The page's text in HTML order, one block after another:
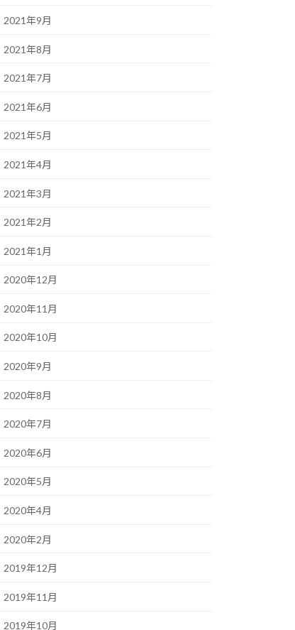
2021年9月
2021年8月
2021年7月
2021年6月
2021年5月
2021年4月
2021年3月
2021年2月
2021年1月
2020年12月
2020年11月
2020年10月
2020年9月
2020年8月
2020年7月
2020年6月
2020年5月
2020年4月
2020年2月
2019年12月
2019年11月
2019年10月